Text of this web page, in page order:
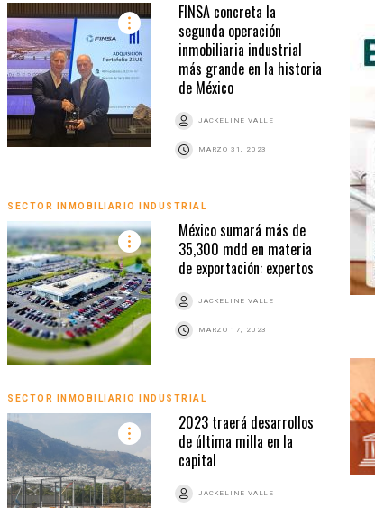
FINSA concreta la
segunda operación
inmobiliaria industrial
más grande en la historia
de México
JACKELINE VALLE
MARZO 31, 2023
SECTOR INMOBILIARIO INDUSTRIAL
México sumará más de
35,300 mdd en materia
de exportación: expertos
JACKELINE VALLE
MARZO 17, 2023
SECTOR INMOBILIARIO INDUSTRIAL
2023 traerá desarrollos
de última milla en la
capital
JACKELINE VALLE